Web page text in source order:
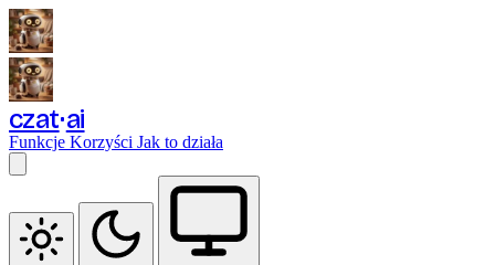
czat ai
Funkcje Korzyści Jak to działa